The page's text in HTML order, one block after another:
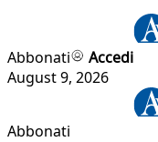
Abbonati
Accedi
August 9, 2026
Abbonati